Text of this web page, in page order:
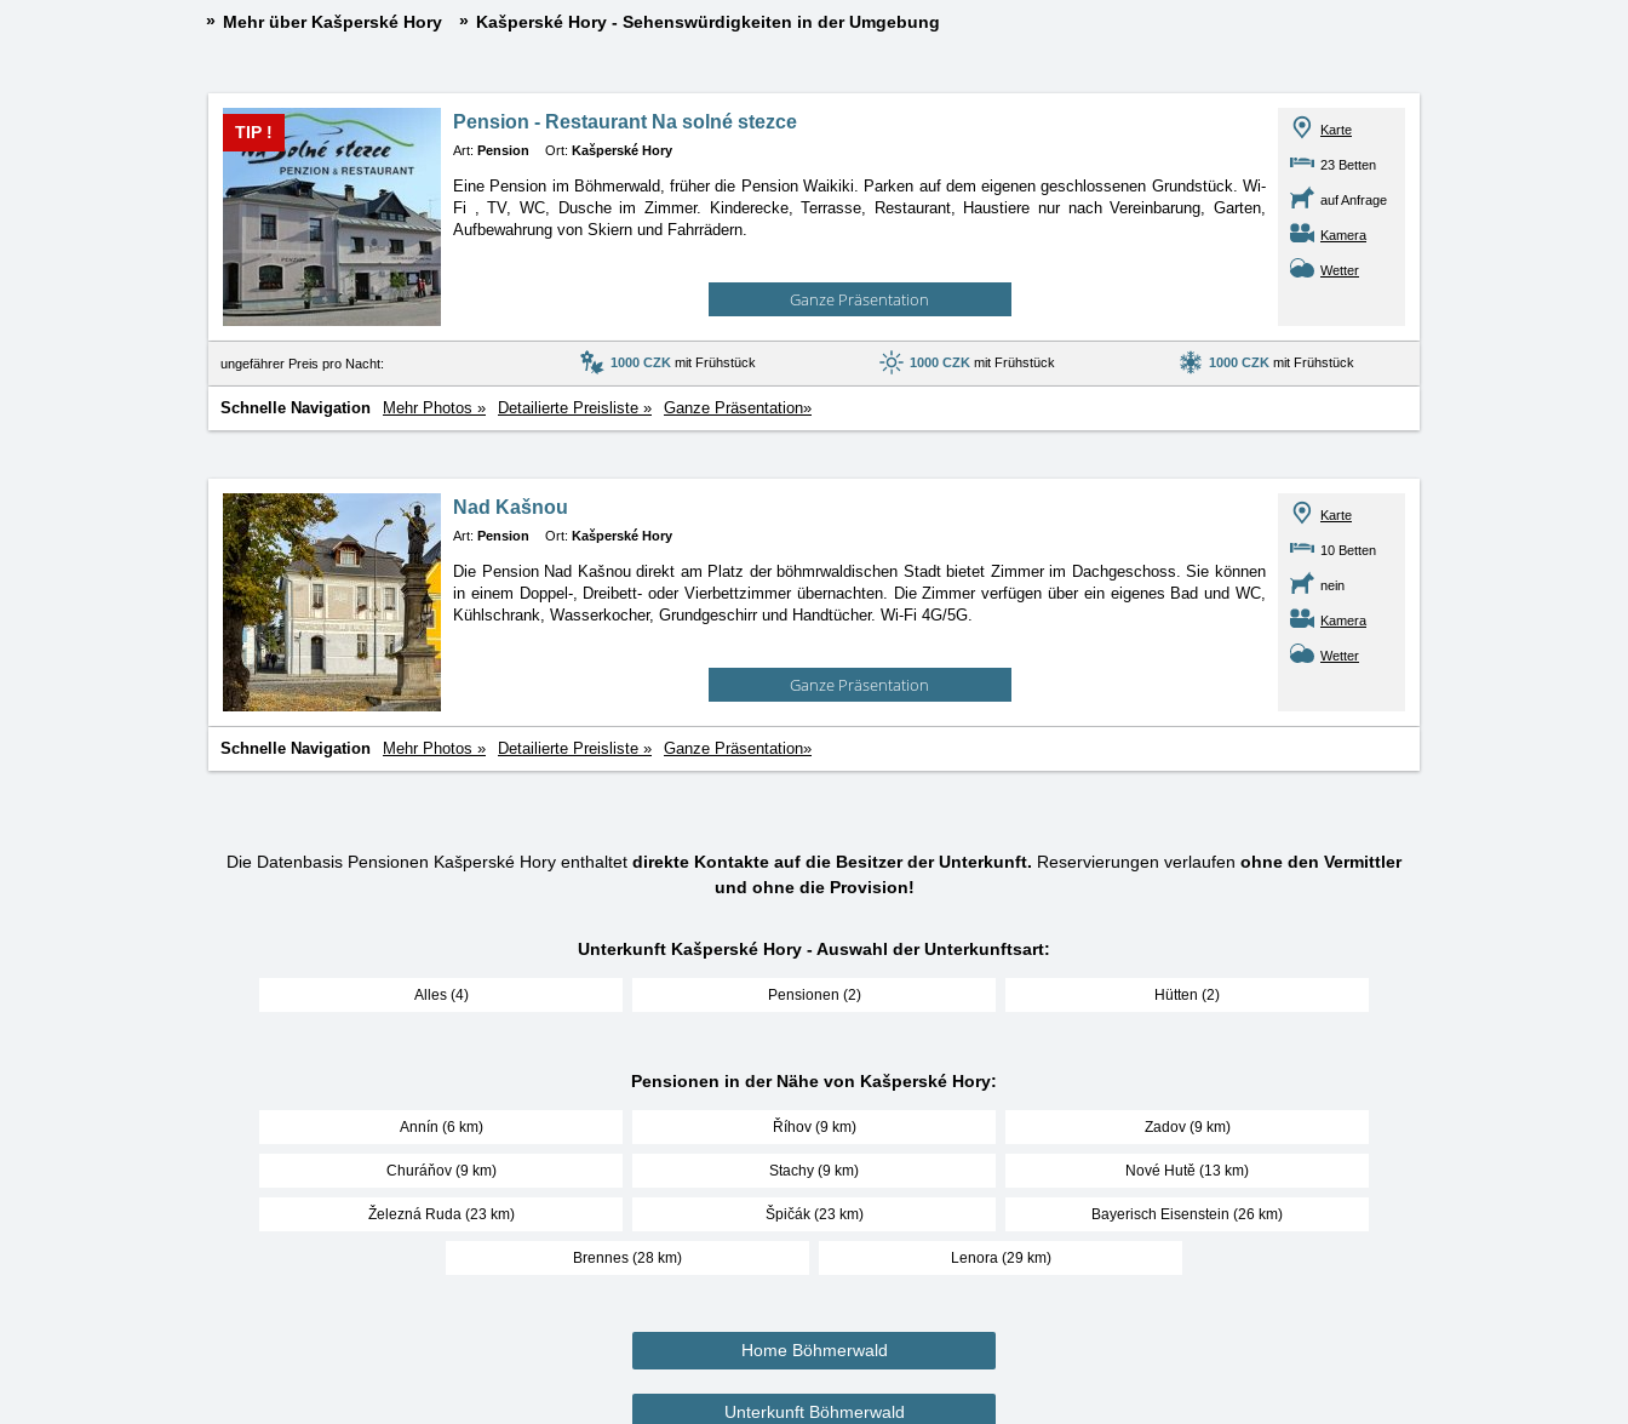
Mehr über Kašperské Hory
Kašperské Hory - Sehenswürdigkeiten in der Umgebung
Pension - Restaurant Na solné stezce
TIP !
Art: Pension Ort: Kašperské Hory
Eine Pension im Böhmerwald, früher die Pension Waikiki. Parken auf dem eigenen geschlossenen Grundstück. Wi-
Fi , TV, WC, Dusche im Zimmer. Kinderecke, Terrasse, Restaurant, Haustiere nur nach Vereinbarung, Garten,
Aufbewahrung von Skiern und Fahrrädern.
Ganze Präsentation
Karte
23 Betten
auf Anfrage
Kamera
Wetter
ungefährer Preis pro Nacht: 1000 CZK mit Frühstück 1000 CZK mit Frühstück 1000 CZK mit Frühstück
Schnelle Navigation Mehr Photos » Detailierte Preisliste » Ganze Präsentation»
Nad Kašnou
Art: Pension Ort: Kašperské Hory
Die Pension Nad Kašnou direkt am Platz der böhmrwaldischen Stadt bietet Zimmer im Dachgeschoss. Sie können
in einem Doppel-, Dreibett- oder Vierbettzimmer übernachten. Die Zimmer verfügen über ein eigenes Bad und WC,
Kühlschrank, Wasserkocher, Grundgeschirr und Handtücher. Wi-Fi 4G/5G.
Ganze Präsentation
Karte
10 Betten
nein
Kamera
Wetter
Schnelle Navigation Mehr Photos » Detailierte Preisliste » Ganze Präsentation»
Die Datenbasis Pensionen Kašperské Hory enthaltet direkte Kontakte auf die Besitzer der Unterkunft. Reservierungen verlaufen ohne den Vermittler
und ohne die Provision!
Unterkunft Kašperské Hory - Auswahl der Unterkunftsart:
Alles (4) Pensionen (2) Hütten (2)
Pensionen in der Nähe von Kašperské Hory:
Annín (6 km) Říhov (9 km) Zadov (9 km)
Churáňov (9 km) Stachy (9 km) Nové Hutě (13 km)
Železná Ruda (23 km) Špičák (23 km) Bayerisch Eisenstein (26 km)
Brennes (28 km) Lenora (29 km)
Home Böhmerwald
Unterkunft Böhmerwald